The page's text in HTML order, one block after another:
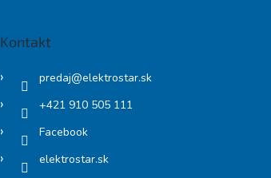
Kontakt
predaj@elektrostar.sk
+421 910 505 111
Facebook
elektrostar.sk